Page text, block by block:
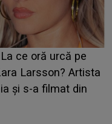
"Casa Iubirii" l-a
CINE ESTE
se în fața
IMEDIAT: "Am